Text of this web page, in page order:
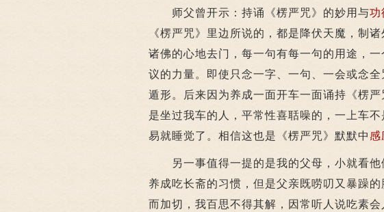
师父曾开示：持诵《楞严咒》的妙用与功
《楞严咒》里边所说的，都是降伏天魔，制
诸佛的心地去门，每一句有每一句的用途，
议的力量。即使只念一字、一句、一会或念
遁形。后来因为养成一面开车一面诵持《楞
是坐过我车的人，平常性喜聒噪的，一上车
易就睡觉了。相信这也是《楞严咒》默默中感
另一事值得一提的是我的父母，小就看他
养成吃长斋的习惯，但是父亲既唠叨又暴躁
而加切，我百思不得其解，因常听人说吃素